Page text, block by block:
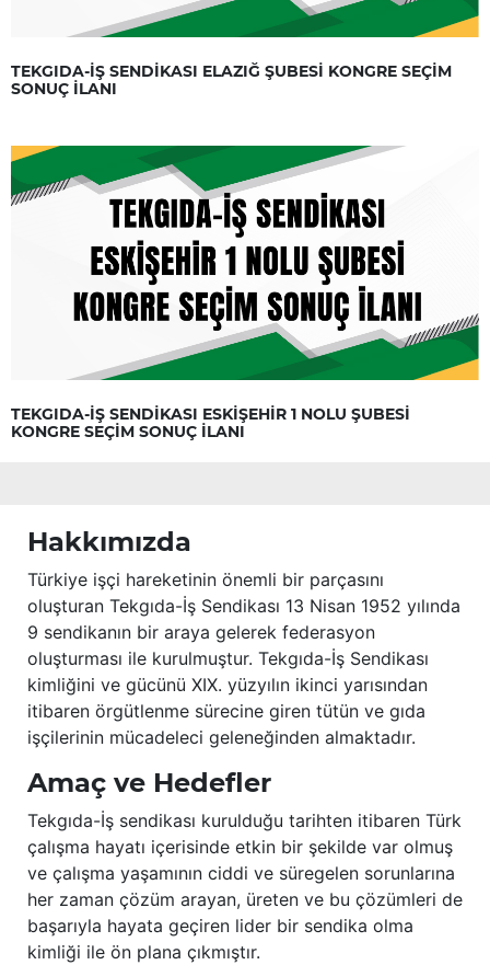
TEKGIDA-İŞ SENDİKASI ELAZIĞ ŞUBESİ KONGRE SEÇİM
SONUÇ İLANI
TEKGIDA-İŞ SENDİKASI ESKİŞEHİR 1 NOLU ŞUBESİ
KONGRE SEÇİM SONUÇ İLANI
Hakkımızda
Türkiye işçi hareketinin önemli bir parçasını
oluşturan Tekgıda-İş Sendikası 13 Nisan 1952 yılında
9 sendikanın bir araya gelerek federasyon
oluşturması ile kurulmuştur. Tekgıda-İş Sendikası
kimliğini ve gücünü XIX. yüzyılın ikinci yarısından
itibaren örgütlenme sürecine giren tütün ve gıda
işçilerinin mücadeleci geleneğinden almaktadır.
Amaç ve Hedefler
Tekgıda-İş sendikası kurulduğu tarihten itibaren Türk
çalışma hayatı içerisinde etkin bir şekilde var olmuş
ve çalışma yaşamının ciddi ve süregelen sorunlarına
her zaman çözüm arayan, üreten ve bu çözümleri de
başarıyla hayata geçiren lider bir sendika olma
kimliği ile ön plana çıkmıştır.